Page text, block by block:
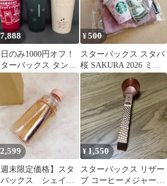
7,888
のみ1000円オフ！
ーバックス タンブ
3点セット
¥500
スターバックス スタバ
桜 SAKURA 2026 ミニ
カップギフト ピンク
2,599
週末限定価格】スタ
ックス シェイカ
¥1,550
スターバックス リザー
ブ コーヒーメジャース